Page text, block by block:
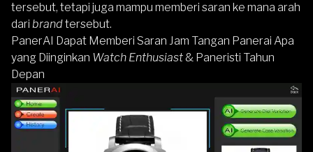
tersebut, tetapi juga mampu memberi saran ke mana arah
dari brandtersebut.
PanerAI Dapat Memberi Saran Jam Tangan Panerai Apa
yang Diinginkan Watch Enthusiast & Paneristi Tahun
Depan